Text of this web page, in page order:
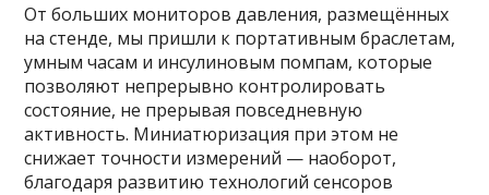
От больших мониторов давления, размещённых
на стенде, мы пришли к портативным браслетам,
умным часам и инсулиновым помпам, которые
позволяют непрерывно контролировать
состояние, не прерывая повседневную
активность. Миниатюризация при этом не
снижает точности измерений — наоборот,
благодаря развитию технологий сенсоров